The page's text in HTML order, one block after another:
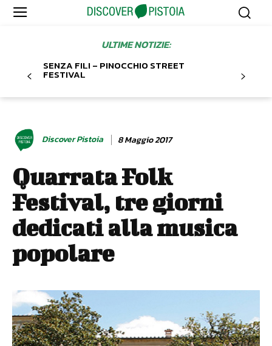
ULTIME NOTIZIE:
SENZA FILI – PINOCCHIO STREET
FESTIVAL
Discover Pistoia 8 Maggio 2017
Quarrata Folk
Festival, tre giorni
dedicati alla musica
popolare